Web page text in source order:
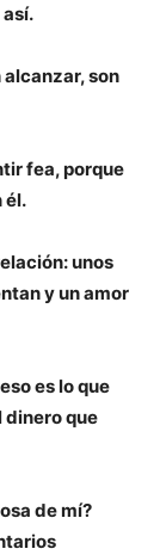
alcanzar, son
fea, porque
él.
unos
y un amor
es lo que
dinero que
de mí?